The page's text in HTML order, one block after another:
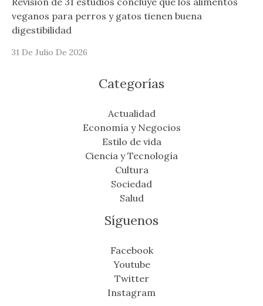
veganos para perros y gatos tienen buena
digestibilidad
31 De Julio De 2026
Categorías
Actualidad
Economía y Negocios
Estilo de vida
Ciencia y Tecnología
Cultura
Sociedad
Salud
Síguenos
Facebook
Youtube
Twitter
Instagram